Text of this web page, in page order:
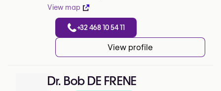
View map
+32 468 10 54 11
View profile
Dr. Bob DE FRENE